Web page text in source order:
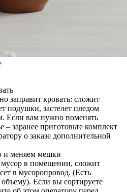
заправит кровать: сложит
подушки, застелет пледом
Если вам нужно поменять
– заранее приготовьте комплект
о заказе дополнительной
и меняем мешки
мусор в помещении, сложит
в мусоропровод. (Есть
Если вы сортируете